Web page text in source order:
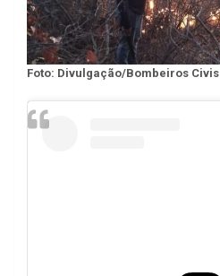
Foto: Divulgação/Bombeiros Civis